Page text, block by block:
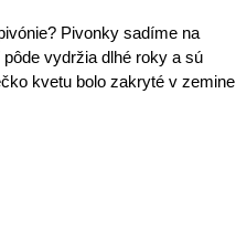
Pivonky sadíme na
vydržia dlhé roky a sú
kvetu bolo zakryté v zemine